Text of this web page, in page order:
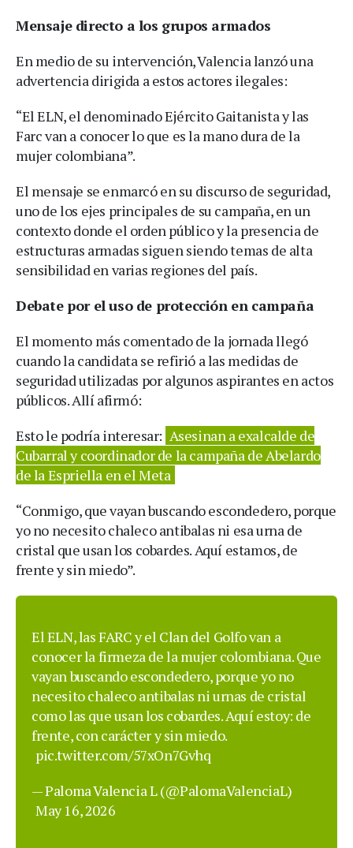
Mensaje directo a los grupos armados
En medio de su intervención, Valencia lanzó una
advertencia dirigida a estos actores ilegales:
“El ELN, el denominado Ejército Gaitanista y las
Farc van a conocer lo que es la mano dura de la
mujer colombiana”.
El mensaje se enmarcó en su discurso de seguridad,
uno de los ejes principales de su campaña, en un
contexto donde el orden público y la presencia de
estructuras armadas siguen siendo temas de alta
sensibilidad en varias regiones del país.
Debate por el uso de protección en campaña
El momento más comentado de la jornada llegó
cuando la candidata se refirió a las medidas de
seguridad utilizadas por algunos aspirantes en actos
públicos. Allí afirmó:
Esto le podría interesar: Asesinan a exalcalde de
Cubarral y coordinador de la campaña de Abelardo
de la Espriella en el Meta
“Conmigo, que vayan buscando escondedero, porque
yo no necesito chaleco antibalas ni esa urna de
cristal que usan los cobardes. Aquí estamos, de
frente y sin miedo”.
El ELN, las FARC y el Clan del Golfo van a
conocer la firmeza de la mujer colombiana. Que
vayan buscando escondedero, porque yo no
necesito chaleco antibalas ni urnas de cristal
como las que usan los cobardes. Aquí estoy: de
frente, con carácter y sin miedo.
pic.twitter.com/57xOn7Gvhq
— Paloma Valencia L (@PalomaValenciaL)
May 16, 2026